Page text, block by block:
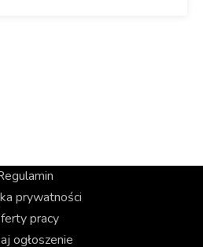
prywatności
pracy
ogłoszenie